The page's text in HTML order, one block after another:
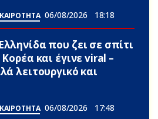
06/08/2026 18:18
που ζει σε σπίτι
και έγινε viral –
λειτουργικό και
06/08/2026 17:48